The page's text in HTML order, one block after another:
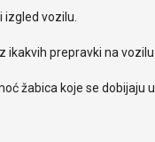
izgled vozilu.
ikakvih prepravki na
žabica koje se dobijaju